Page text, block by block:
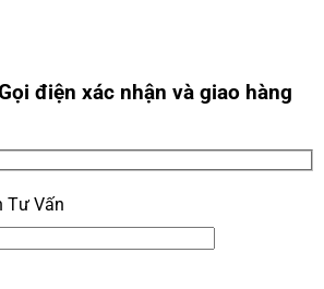
điện xác nhận và giao hàng
Tư Vấn